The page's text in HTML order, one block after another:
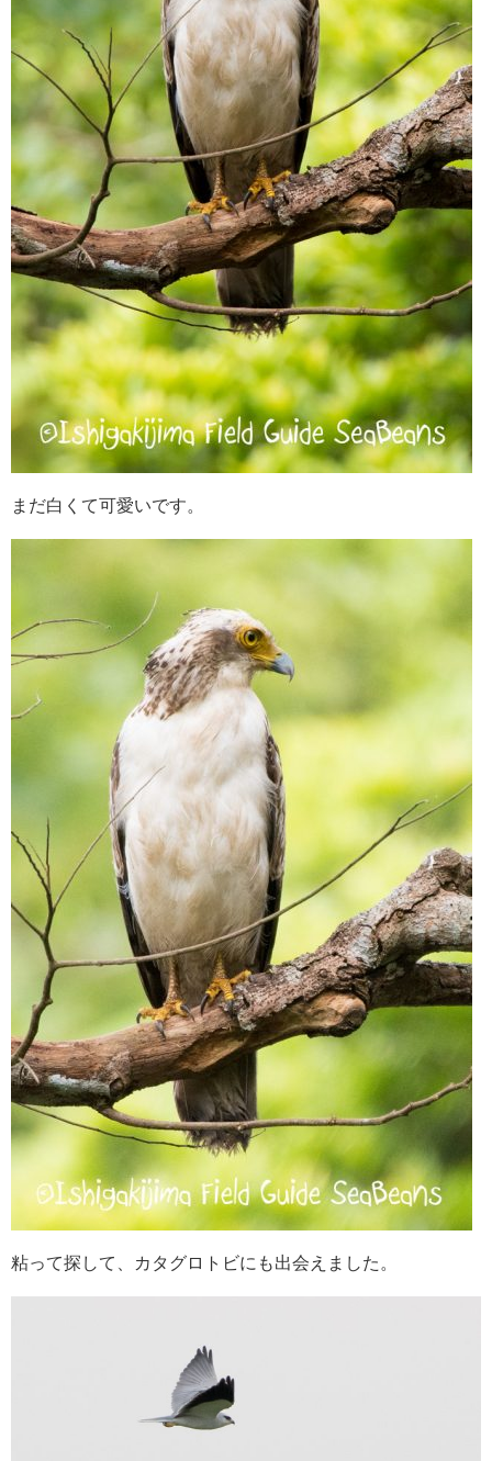
まだ白くて可愛いです。
粘って探して、カタグロトビにも出会えました。